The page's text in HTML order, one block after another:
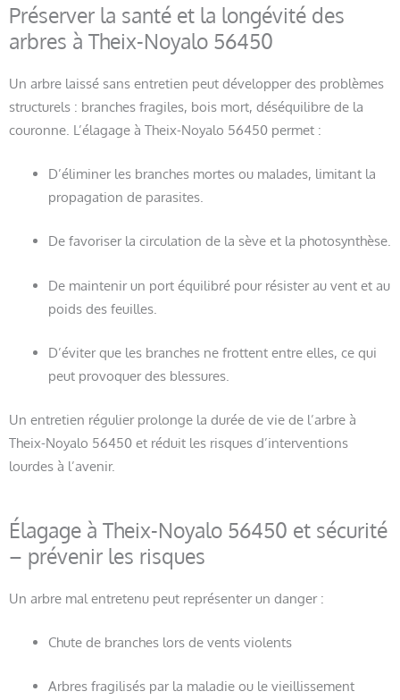
Préserver la santé et la longévité des
arbres à Theix-Noyalo 56450
Un arbre laissé sans entretien peut développer des problèmes
structurels : branches fragiles, bois mort, déséquilibre de la
couronne. L’élagage à Theix-Noyalo 56450 permet :
D’éliminer les branches mortes ou malades, limitant la
propagation de parasites.
De favoriser la circulation de la sève et la photosynthèse.
De maintenir un port équilibré pour résister au vent et au
poids des feuilles.
D’éviter que les branches ne frottent entre elles, ce qui
peut provoquer des blessures.
Un entretien régulier prolonge la durée de vie de l’arbre à
Theix-Noyalo 56450 et réduit les risques d’interventions
lourdes à l’avenir.
Élagage à Theix-Noyalo 56450 et sécurité
– prévenir les risques
Un arbre mal entretenu peut représenter un danger :
Chute de branches lors de vents violents
Arbres fragilisés par la maladie ou le vieillissement